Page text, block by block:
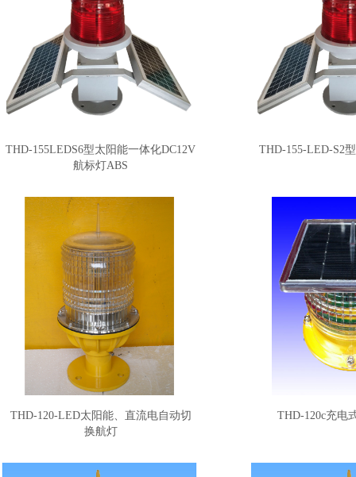
THD-155LEDS6型太阳能一体化DC12V
航标灯ABS
THD-155-LED-S2
THD-120-LED太阳能、直流电自动切
换航灯
THD-120c充电
推荐产品